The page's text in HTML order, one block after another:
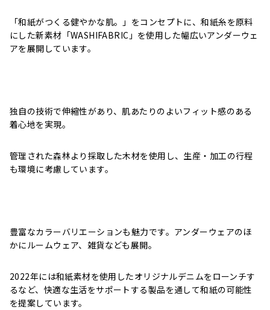
「和紙がつくる健やかな肌。」をコンセプトに、和紙糸を原料
にした新素材「WASHIFABRIC 」を使用した幅広いアンダーウェ
アを展開しています。
独自の技術で伸縮性があり、肌あたりのよいフィット感のある
着心地を実現。
管理された森林より採取した木材を使用し、 生産・加工の行程
も環境に考慮しています。
豊富なカラーバリエーションも魅力です。アンダーウェアのほ
かにルームウェア、雑貨なども展開。
2022年には和紙素材を使用したオリジナルデニムをローンチす
るなど、 快適な生活をサポートする製品を通して和紙の可能性
を提案しています。